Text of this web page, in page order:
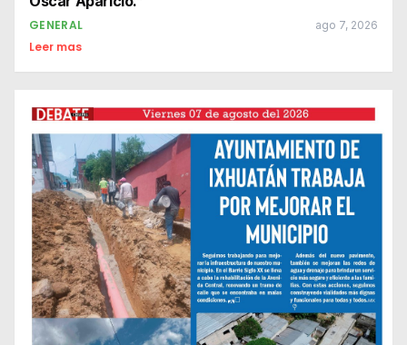
GENERAL ago 7, 2026
Leer mas